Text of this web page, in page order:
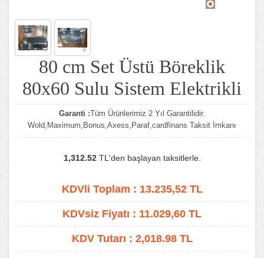
80 cm Set Üstü Böreklik
80x60 Sulu Sistem Elektrikli
Garanti :Tüm Ürünlerimiz 2 Yıl Garantilidir.
Wold,Maximum,Bonus,Axess,Paraf,cardfinans Taksit İmkanı
1,312.52TL'den başlayan taksitlerle.
KDVli Toplam : 13.235,52TL
KDVsiz Fiyatı : 11.029,60 TL
KDV Tutarı : 2,018.98 TL